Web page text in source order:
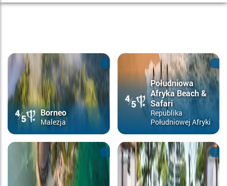
Borneo
Malezja
Południowa
Afryka Beach &
Safari
Republika
Południowej Afryki